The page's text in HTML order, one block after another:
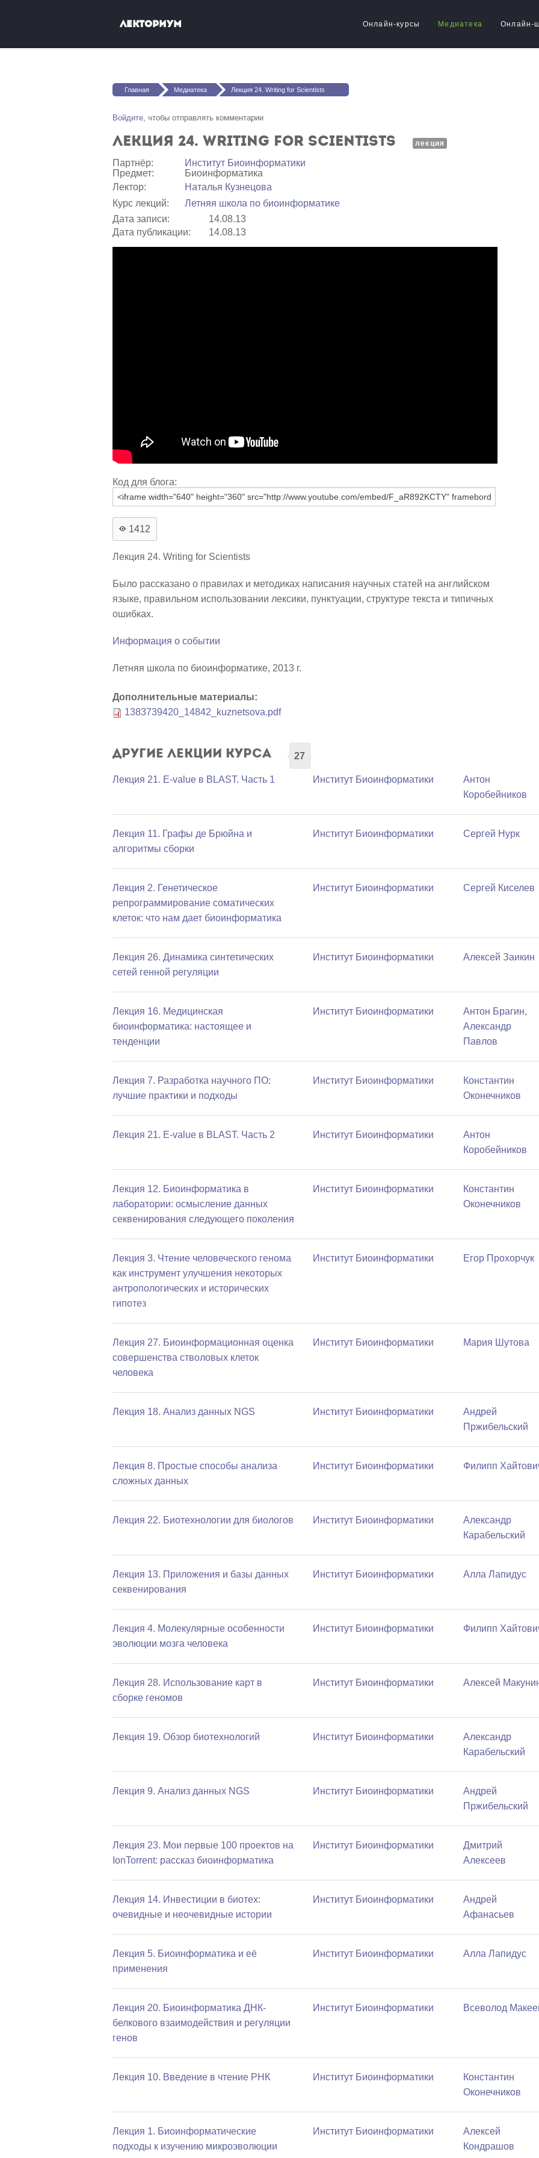
Лекториум Онлайн-курсы Медиатека Онлайн-
Вы здесь
Главная Медиатека Лекция 24. Writing for Scientists
Войдите, чтобы отправлять комментарии
Лекция 24. Writing for Scientists лекция
Партнёр:
Институт Биоинформатики
Предмет:
Биоинформатика
Лектор:
Наталья Кузнецова
Курс лекций:
Летняя школа по биоинформатике
Дата записи:
14.08.13
Дата публикации:
14.08.13
Код для блога:
1412
Лекция 24. Writing for Scientists
Было рассказано о правилах и методиках написания научных статей на английском
языке, правильном использовании лексики, пунктуации, структуре текста и типичных
ошибках.
Информация о событии
Летняя школа по биоинформатике, 2013 г.
Дополнительные материалы:
1383739420_14842_kuznetsova.pdf
Другие лекции курса 27
Лекция 21. E-value в BLAST. Часть 1 Институт Биоинформатики
Антон
Коробейников
Лекция 11. Графы де Брюйна и
алгоритмы сборки
Институт Биоинформатики Сергей Нурк
Лекция 2. Генетическое
репрограммирование соматических
клеток: что нам дает биоинформатика
Институт Биоинформатики Сергей Киселев
Лекция 26. Динамика синтетических
сетей генной регуляции
Институт Биоинформатики Алексей Заикин
Лекция 16. Медицинская
биоинформатика: настоящее и
тенденции
Институт Биоинформатики Антон Брагин,
Александр
Павлов
Лекция 7. Разработка научного ПО:
лучшие практики и подходы
Институт Биоинформатики
Константин
Оконечников
Лекция 21. E-value в BLAST. Часть 2 Институт Биоинформатики
Антон
Коробейников
Лекция 12. Биоинформатика в
лаборатории: осмысление данных
секвенирования следующего поколения
Институт Биоинформатики
Константин
Оконечников
Лекция 3. Чтение человеческого генома
как инструмент улучшения некоторых
антропологических и исторических
гипотез
Институт Биоинформатики Егор Прохорчук
Лекция 27. Биоинформационная оценка
совершенства стволовых клеток
человека
Институт Биоинформатики Мария Шутова
Лекция 18. Анализ данных NGS Институт Биоинформатики
Андрей
Пржибельский
Лекция 8. Простые способы анализа
сложных данных
Институт Биоинформатики Филипп
Лекция 22. Биотехнологии для биологов Институт Биоинформатики
Александр
Карабельский
Лекция 13. Приложения и базы данных
секвенирования
Институт Биоинформатики Алла Лапидус
Лекция 4. Молекулярные особенности
эволюции мозга человека
Институт Биоинформатики Филипп
Лекция 28. Использование карт в
сборке геномов
Институт Биоинформатики Алексей
Лекция 19. Обзор биотехнологий Институт Биоинформатики
Александр
Карабельский
Лекция 9. Анализ данных NGS Институт Биоинформатики
Андрей
Пржибельский
Лекция 23. Мои первые 100 проектов на
IonTorrent: рассказ биоинформатика
Институт Биоинформатики
Дмитрий
Алексеев
Лекция 14. Инвестиции в биотех:
очевидные и неочевидные истории
Институт Биоинформатики
Андрей
Афанасьев
Лекция 5. Биоинформатика и её
применения
Институт Биоинформатики Алла Лапидус
Лекция 20. Биоинформатика ДНК-
белкового взаимодействия и регуляции
генов
Институт Биоинформатики Всеволод
Лекция 10. Введение в чтение РНК Институт Биоинформатики
Константин
Оконечников
Лекция 1. Биоинформатические
подходы к изучению микроэволюции
Институт Биоинформатики
Алексей
Кондрашов